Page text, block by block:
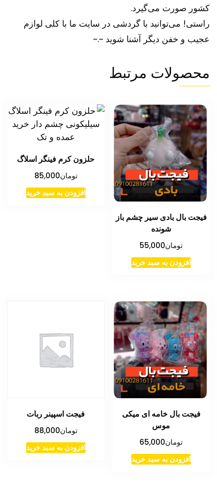
کشور صورت می‌گیرد.
راستی! می‌توانید با گردشی در سایت ما با کلی لوازم
عجیب و خفن دیگر آشنا شوید ~.~
محصولات مرتبط
فیجت بال بادی سیر چشم باز
شونده
تومان55,000
افزودن به سبد خرید
حلزون کرم فینگر اسلاگ
تومان85,000
افزودن به سبد خرید
فیجت بال خامه ای میکی
موس
تومان65,000
افزودن به سبد خرید
فیجت اسپینر ربات
تومان88,000
افزودن به سبد خرید